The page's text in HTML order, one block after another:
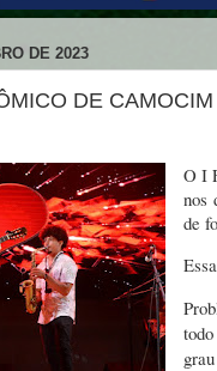
DE 2023
DE
O I
nos
de